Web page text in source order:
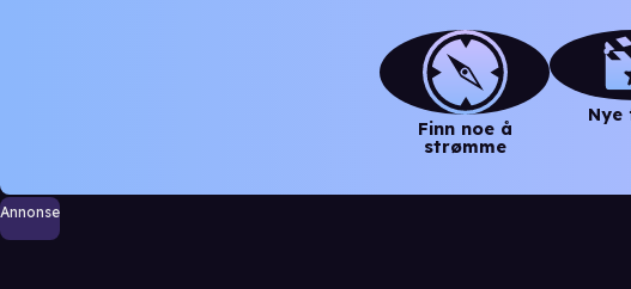
Finn noe å
strømme
Nye
Annonse